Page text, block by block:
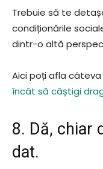
Trebuie să te
condiționările
dintr-o altă
Aici poți afla câteva
încât să câștigi
8. Dă, chiar
dat.